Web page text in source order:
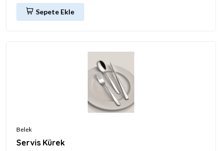
Sepete Ekle
Belek
Servis Kürek